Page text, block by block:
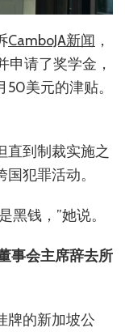
CamboJA新闻 ，
申请了奖学金，
美元的津贴。
直到制裁实施之
犯罪活动。
黑钱，”她说。
事会主席辞去所
牌的新加坡公